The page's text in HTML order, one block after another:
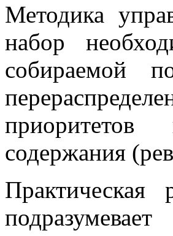
Методика
набор
собираемой
содержания